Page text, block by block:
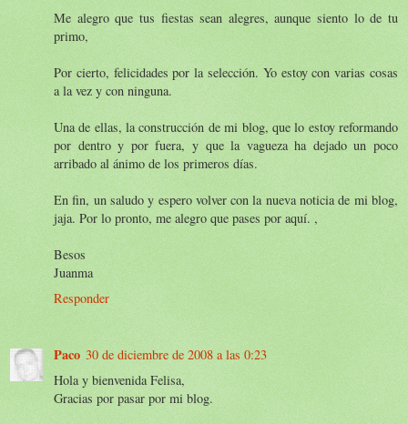
Me alegro que tus fiestas sean alegres, aunque siento lo de tu
primo,
Por cierto, felicidades por la selección. Yo estoy con varias cosas
a la vez y con ninguna.
Una de ellas, la construcción de mi blog, que lo estoy reformando
por dentro y por fuera, y que la vagueza ha dejado un poco
arribado al ánimo de los primeros días.
En fin, un saludo y espero volver con la nueva noticia de mi blog,
jaja. Por lo pronto, me alegro que pases por aquí. ,
Besos
Juanma
Responder
Paco 30 de diciembre de 2008 a las 0:23
Hola y bienvenida Felisa,
Gracias por pasar por mi blog.